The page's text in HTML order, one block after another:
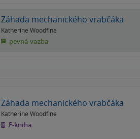
Záhada mechanického vrabčáka
Katherine Woodfine
pevná vazba
Záhada mechanického vrabčáka
Katherine Woodfine
E-kniha